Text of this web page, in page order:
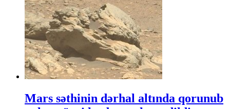
Mars səthinin dərhal altında qorunub